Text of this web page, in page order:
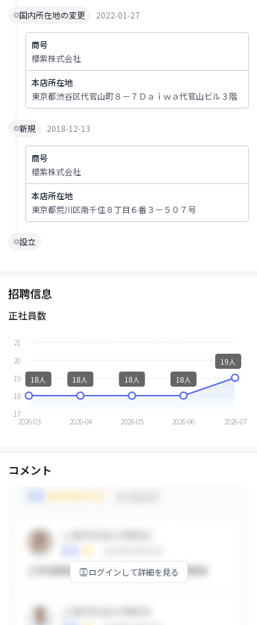
国内所在地の変更 2022-01-27
商号
櫻紫株式会社
本店所在地
東京都渋谷区代官山町８－７Ｄａｉｗａ代官山ビル３階
新規 2018-12-13
商号
櫻紫株式会社
本店所在地
東京都荒川区南千住８丁目６番３－５０７号
設立
招聘信息
正社員数
17
18
19
20
21
2026-03 2026-04 2026-05 2026-06 2026-07
18人 18人 18人 18人
19人
コメント
ログインして詳細を見る